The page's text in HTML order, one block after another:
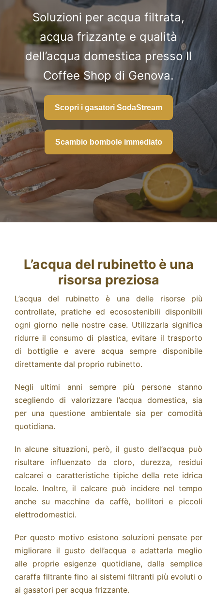
Fidelity Card
Chi siamo
Contatti
Soluzioni per acqua filtrata,
acqua frizzante e qualità
dell’acqua domestica presso Il
Coffee Shop di Genova.
Scopri i gasatori SodaStream
Scambio bombole immediato
L’acqua del rubinetto è una
risorsa preziosa
L’acqua del rubinetto è una delle risorse più
controllate, pratiche ed ecosostenibili disponibili
ogni giorno nelle nostre case. Utilizzarla significa
ridurre il consumo di plastica, evitare il trasporto
di bottiglie e avere acqua sempre disponibile
direttamente dal proprio rubinetto.
Negli ultimi anni sempre più persone stanno
scegliendo di valorizzare l’acqua domestica, sia
per una questione ambientale sia per comodità
quotidiana.
In alcune situazioni, però, il gusto dell’acqua può
risultare influenzato da cloro, durezza, residui
calcarei o caratteristiche tipiche della rete idrica
locale. Inoltre, il calcare può incidere nel tempo
anche su macchine da caffè, bollitori e piccoli
elettrodomestici.
Per questo motivo esistono soluzioni pensate per
migliorare il gusto dell’acqua e adattarla meglio
alle proprie esigenze quotidiane, dalla semplice
caraffa filtrante fino ai sistemi filtranti più evoluti o
ai gasatori per acqua frizzante.